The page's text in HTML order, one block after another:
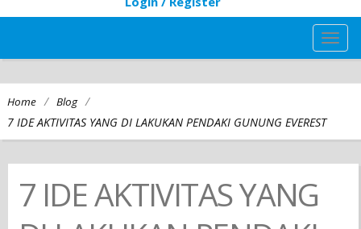
Home / Blog /
7 IDE AKTIVITAS YANG DI LAKUKAN PENDAKI GUNUNG EVEREST
7 IDE AKTIVITAS YANG